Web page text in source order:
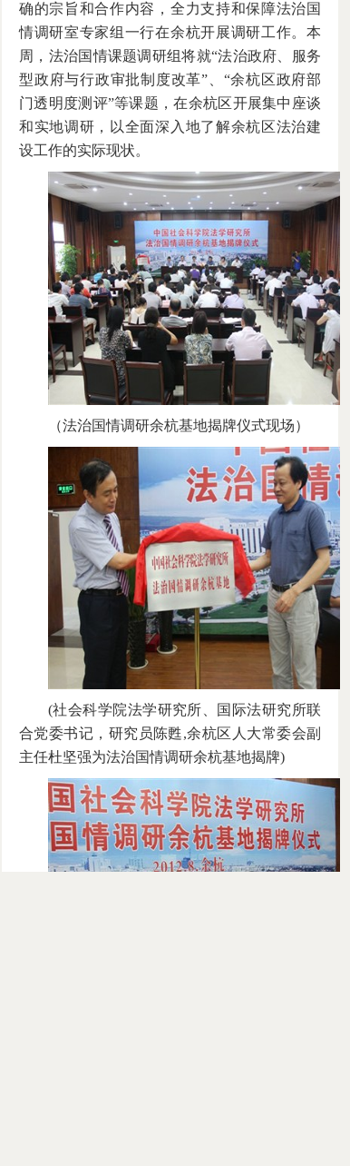
确的宗旨和合作内容，全力支持和保障法治国
情调研室专家组一行在余杭开展调研工作。本
周，法治国情课题调研组将就“法治政府、服务
型政府与行政审批制度改革”、“余杭区政府部
门透明度测评”等课题，在余杭区开展集中座谈
和实地调研，以全面深入地了解余杭区法治建
设工作的实际现状。
（法治国情调研余杭基地揭牌仪式现场）
(社会科学院法学研究所、国际法研究所联
合党委书记，研究员陈甦,余杭区人大常委会副
主任杜坚强为法治国情调研余杭基地揭牌)